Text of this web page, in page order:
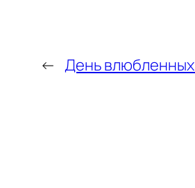
← День влюбленных